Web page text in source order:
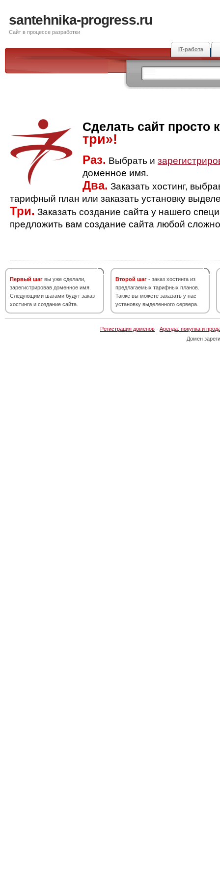
santehnika-progress.ru
Сайт в процессе разработки
IT-работа
Сделать сайт просто
три»!
Раз. Выбрать и
доменное имя.
Два. Заказать хостинг,
тарифный план или заказать установку
Три. Заказать создание сайта у нашего
предложить вам создание сайта любой
Первый шаг вы уже сделали,
зарегистрировав доменное имя.
Следующими шагами будут заказ
хостинга и создание сайта.
Второй шаг - заказ хостинга из
предлагаемых тарифных планов.
Также вы можете заказать у нас
установку выделенного сервера.
Регистрация доменов · Аренда, покупка и
Домен